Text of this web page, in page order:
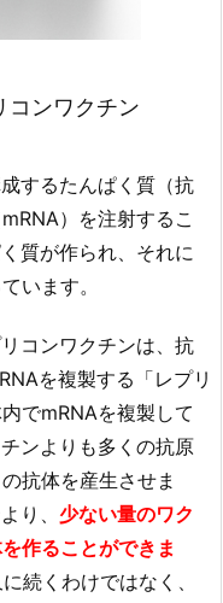
コンワクチン
するたんぱく質（抗
）を注射するこ
質が作られ、それに
います。
コンワクチンは、抗
を複製する「レプリ
でmRNAを複製して
ンよりも多くの抗原
抗体を産生させま
り、 少ない量のワク
作ることができま
続くわけではなく、